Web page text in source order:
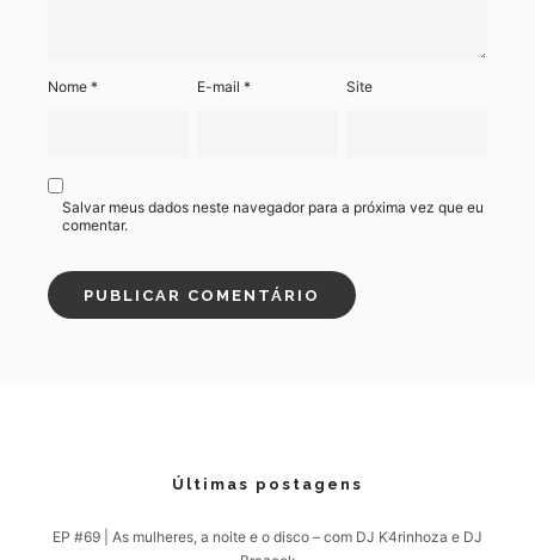
Nome * E-mail* Site
Salvar meus dados neste navegador para a próxima vez que eu
comentar.
Últimas postagens
EP #69 | As mulheres, a noite e o disco – com DJ K4rinhoza e DJ